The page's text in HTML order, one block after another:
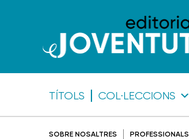
TÍTOLS COL·LECCIONS
SOBRE NOSALTRES PROFESSIONALS